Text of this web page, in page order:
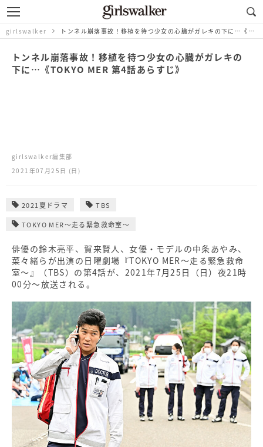
girlswalker トンネル崩落事故！移植を待つ少女の心臓がガレキの下に…《TOKYO MER 第4話あらすじ》
トンネル崩落事故！移植を待つ少女の心臓がガレキの
下に…《TOKYO MER 第4話あらすじ》
girlswalker編集部
2021年07月25日 (日)
2021夏ドラマ TBS
TOKYO MER～走る緊急救命室～
俳優の鈴木亮平、賀来賢人、女優・モデルの中条あやみ、
菜々緒らが出演の日曜劇場『TOKYO MER～走る緊急救命
室～』（TBS）の第4話が、2021年7月25日（日）夜21時
00分～放送される。